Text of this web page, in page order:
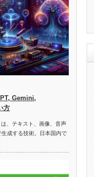
Gemini,
方
、テキスト、画像、音声
成する技術。日本国内で